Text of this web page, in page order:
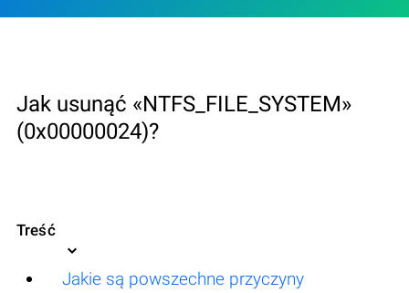
Jak usunąć «NTFS_FILE_SYSTEM»
(0x00000024)?
Treść
Jakie są powszechne przyczyny